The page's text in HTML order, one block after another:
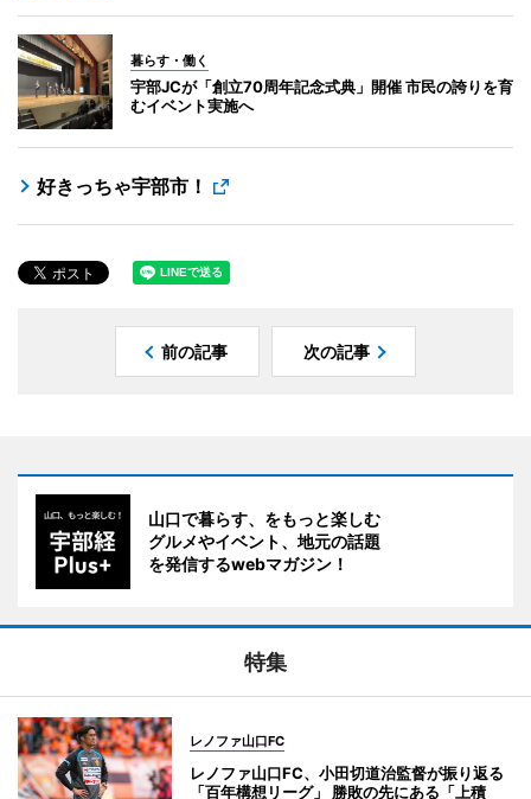
暮らす・働く
宇部JCが「創立70周年記念式典」開催 市民の誇りを育
むイベント実施へ
好きっちゃ宇部市！
前の記事 次の記事
山口で暮らす、をもっと楽しむ
グルメやイベント、地元の話題
を発信するwebマガジン！
特集
レノファ山口FC
レノファ山口FC、小田切道治監督が振り返る
「百年構想リーグ」 勝敗の先にある「上積